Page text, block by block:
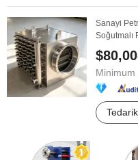
Sanayi
Soğutmalı
Minimum